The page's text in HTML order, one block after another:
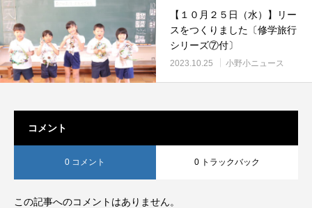
【１０月２５日（水）】リー
スをつくりました〔修学旅行
シリーズ⑦付〕
2023.10.25 小野小ニュース
コメント
0 コメント 0 トラックバック
この記事へのコメントはありません。